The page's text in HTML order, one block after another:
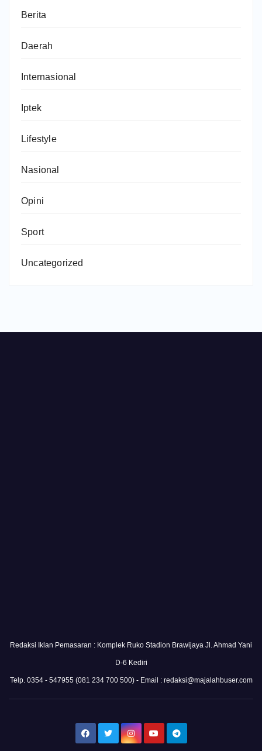
Berita
Daerah
Internasional
Iptek
Lifestyle
Nasional
Opini
Sport
Uncategorized
Redaksi Iklan Pemasaran : Komplek Ruko Stadion Brawijaya Jl. Ahmad Yani
D-6 Kediri
Telp. 0354 - 547955 (081 234 700 500) - Email : redaksi@majalahbuser.com